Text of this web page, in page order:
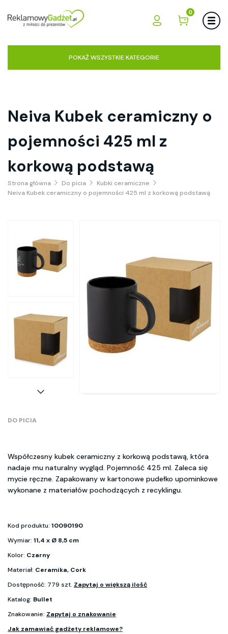
0
POKAŻ WSZYSTKIE KATEGORIE
Neiva Kubek ceramiczny o
pojemności 425 ml z
korkową podstawą
Strona główna Do picia
Kubki ceramiczne
Neiva Kubek ceramiczny o pojemności 425 ml z korkową podstawą
DO PICIA
Współczesny kubek ceramiczny z korkową podstawą, która
nadaje mu naturalny wygląd. Pojemność 425 ml. Zaleca się
mycie ręczne. Zapakowany w kartonowe pudełko upominkowe
wykonane z materiałów pochodzących z recyklingu.
Kod produktu: 10090190
Wymiar: 11,4 x Ø 8,5 cm
Kolor: Czarny
Materiał: Ceramika, Cork
Dostępność: 779 szt. Zapytaj o większą ilość
Katalog: Bullet
Znakowanie: Zapytaj o znakowanie
Jak zamawiać gadżety reklamowe?